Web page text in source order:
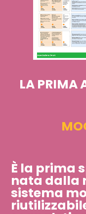
LA PRIMA
È la prima
nata dalla
sistema